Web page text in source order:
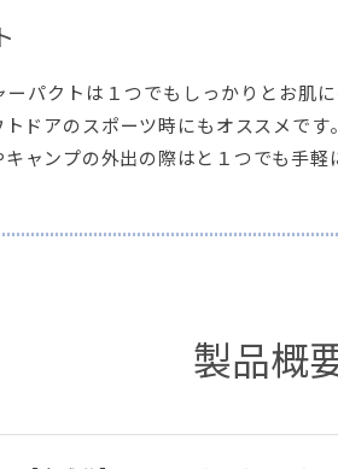
パクトは１つでもしっかりとお肌
トドアのスポーツ時にもオススメで
ャンプの外出の際はと１つでも手軽
製品概